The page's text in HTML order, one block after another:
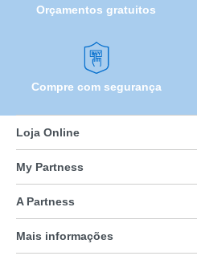
Orçamentos gratuitos
Compre com segurança
Loja Online
My Partness
A Partness
Mais informações